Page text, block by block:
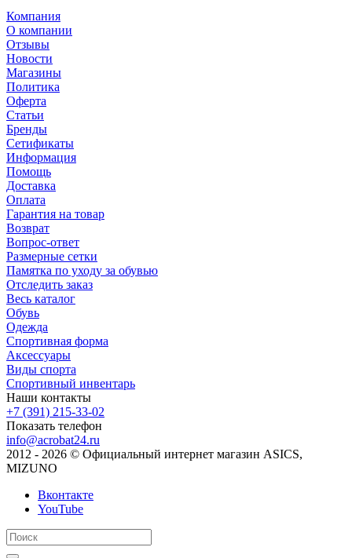
Компания
О компании
Отзывы
Новости
Магазины
Политика
Оферта
Статьи
Бренды
Сетификаты
Информация
Помощь
Доставка
Оплата
Гарантия на товар
Возврат
Вопрос-ответ
Размерные сетки
Памятка по уходу за обувью
Отследить заказ
Весь каталог
Обувь
Одежда
Спортивная форма
Аксессуары
Виды спорта
Спортивный инвентарь
Наши контакты
+7 (391) 215-33-02
Показать телефон
info@acrobat24.ru
2012 - 2026 © Официальный интернет магазин ASICS,
MIZUNO
Вконтакте
YouTube